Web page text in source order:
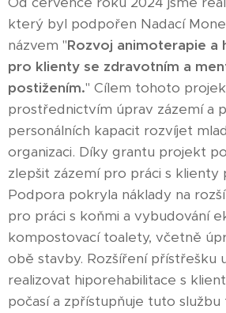
který byl podpořen Nadací
názvem "Rozvoj animoterapie a
pro klienty se zdravotním a
postižením." Cílem tohoto
prostřednictvím úprav zázemí a
personálních kapacit rozvíjet
organizaci. Díky grantu projekt
zlepšit zázemí pro práci s klienty
Podpora pokryla náklady na
pro práci s koňmi a vybudování
kompostovací toalety, včetně
obě stavby. Rozšíření přístřešku
realizovat hiporehabilitace s
počasí a zpřístupňuje tuto